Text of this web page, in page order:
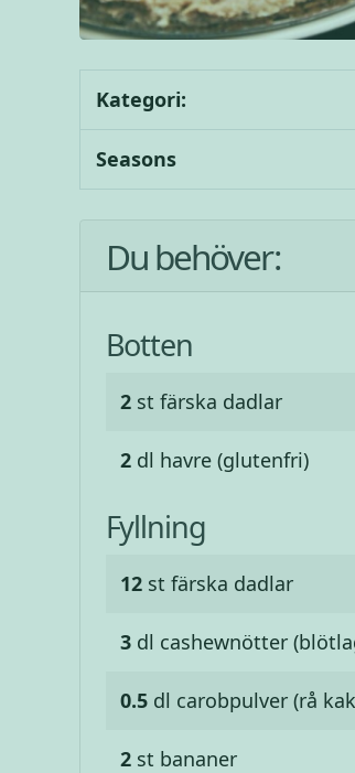
Kategori:
Seasons
Du behöver:
Botten
2 st färska dadlar
2 dl havre (glutenfri)
Fyllning
12 st färska dadlar
3 dl cashewnötter
0.5 dl carobpulver (rå
2 st bananer